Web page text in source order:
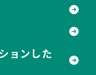
ョンした